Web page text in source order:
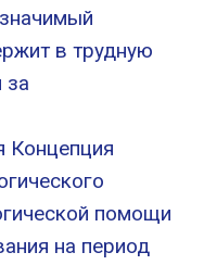
в трудную
за
Концепция
помощи
на период